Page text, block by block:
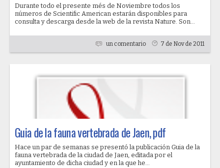
Durante todo el presente més de Noviembre todos los
números de Scientific American estarán disponibles para
consulta y descarga desde la web de la revista Nature. Son...
un comentario 7 de Nov de 2011
Guia de la fauna vertebrada de Jaen, pdf
Hace un par de semanas se presentó la publicación Guia de la
fauna vertebrada de la ciudad de Jaen, editada por el
ayuntamiento de dicha ciudad y en la que he...